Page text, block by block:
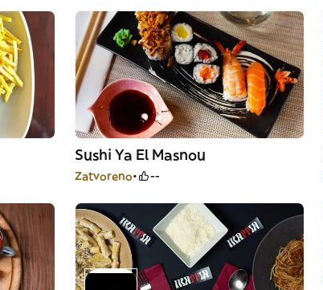
Sushi Ya El Masnou
Zatvoreno --